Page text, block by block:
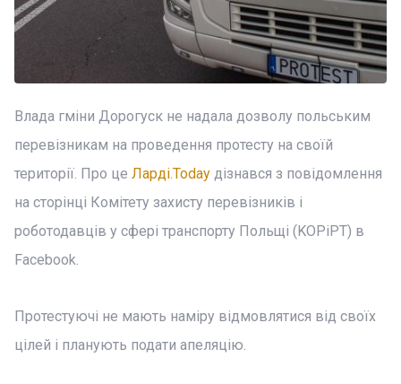
Влада гміни Дорогуск не надала дозволу польським
перевізникам на проведення протесту на своїй
території. Про це Ларді.Today дізнався з повідомлення
на сторінці Комітету захисту перевізників і
роботодавців у сфері транспорту Польщі (KOPiPT) в
Facebook.
Протестуючі не мають наміру відмовлятися від своїх
цілей і планують подати апеляцію.